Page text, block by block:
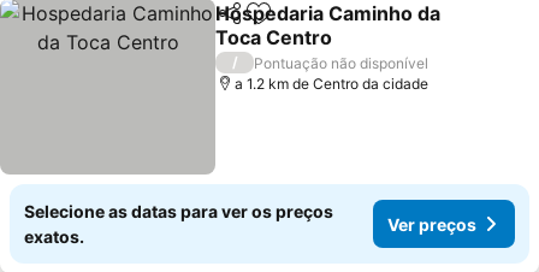
PartilharAdicionar aos favoritos
Hospedaria Caminho da
Toca Centro
Ver preços
/
Pontuação não disponível
a 1.2 km de Centro da cidade
Selecione as datas para ver os preços
exatos.
Ver preços